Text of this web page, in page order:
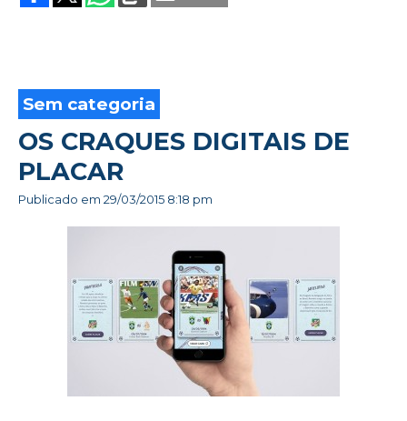
ESCONDE
Sem categoria
OS CRAQUES DIGITAIS DE
PLACAR
Publicado em 29/03/2015 8:18 pm